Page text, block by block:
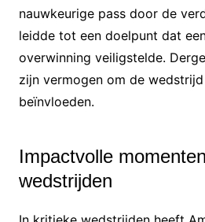
nauwkeurige pass door de
leidde tot een doelpunt dat
overwinning veiligstelde.
zijn vermogen om de
beïnvloeden.
Impactvolle
wedstrijden